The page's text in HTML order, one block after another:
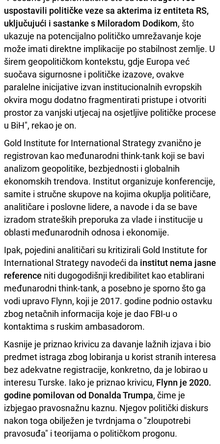
uspostavili političke veze sa akterima iz entiteta RS,
uključujući i sastanke s Miloradom Dodikom, što
ukazuje na potencijalno političko umrežavanje koje
može imati direktne implikacije po stabilnost zemlje. U
širem geopolitičkom kontekstu, gdje Europa već
suočava sigurnosne i političke izazove, ovakve
paralelne inicijative izvan institucionalnih evropskih
okvira mogu dodatno fragmentirati pristupe i otvoriti
prostor za vanjski utjecaj na osjetljive političke procese
u BiH", rekao je on.
Gold Institute for International Strategy zvanično je
registrovan kao međunarodni think-tank koji se bavi
analizom geopolitike, bezbjednosti i globalnih
ekonomskih trendova. Institut organizuje konferencije,
samite i stručne skupove na kojima okuplja političare,
analitičare i poslovne lidere, a navode i da se bave
izradom strateških preporuka za vlade i institucije u
oblasti međunarodnih odnosa i ekonomije.
Ipak, pojedini analitičari su kritizirali Gold Institute for
International Strategy navodeći da institut nema jasne
reference niti dugogodišnji kredibilitet kao etablirani
međunarodni think-tank, a posebno je sporno što ga
vodi upravo Flynn, koji je 2017. godine podnio ostavku
zbog netačnih informacija koje je dao FBI-u o
kontaktima s ruskim ambasadorom.
Kasnije je priznao krivicu za davanje lažnih izjava i bio
predmet istraga zbog lobiranja u korist stranih interesa
bez adekvatne registracije, konkretno, da je lobirao u
interesu Turske. Iako je priznao krivicu, Flynn je 2020.
godine pomilovan od Donalda Trumpa, čime je
izbjegao pravosnažnu kaznu. Njegov politički diskurs
nakon toga obilježen je tvrdnjama o "zloupotrebi
pravosuđa" i teorijama o političkom progonu.